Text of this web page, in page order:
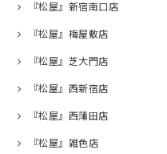
『松屋』新宿南口店
『松屋』梅屋敷店
『松屋』芝大門店
『松屋』西新宿店
『松屋』西蒲田店
『松屋』雑色店